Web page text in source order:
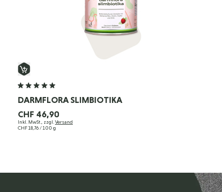
DARMFLORA SLIMBIOTIKA
CHF 46,90
Inkl. MwSt., zzgl. Versand
CHF 18,76 / 100 g